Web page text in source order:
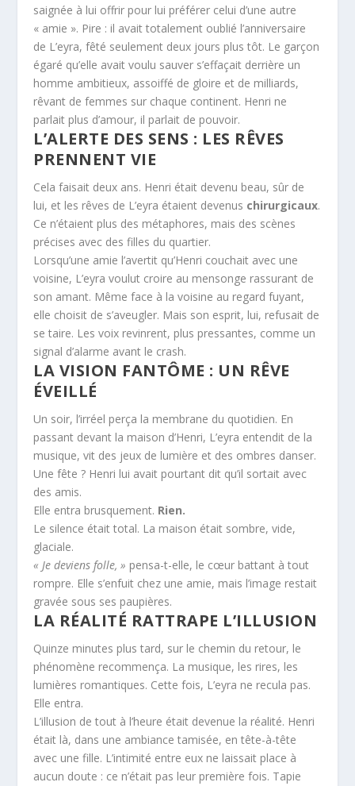
saignée à lui offrir pour lui préférer celui d’une autre
« amie ». Pire : il avait totalement oublié l’anniversaire
de L’eyra, fêté seulement deux jours plus tôt. Le garçon
égaré qu’elle avait voulu sauver s’effaçait derrière un
homme ambitieux, assoiffé de gloire et de milliards,
rêvant de femmes sur chaque continent. Henri ne
parlait plus d’amour, il parlait de pouvoir.
L’ALERTE DES SENS : LES RÊVES
PRENNENT VIE
Cela faisait deux ans. Henri était devenu beau, sûr de
lui, et les rêves de L’eyra étaient devenus chirurgicaux.
Ce n’étaient plus des métaphores, mais des scènes
précises avec des filles du quartier.
Lorsqu’une amie l’avertit qu’Henri couchait avec une
voisine, L’eyra voulut croire au mensonge rassurant de
son amant. Même face à la voisine au regard fuyant,
elle choisit de s’aveugler. Mais son esprit, lui, refusait de
se taire. Les voix revinrent, plus pressantes, comme un
signal d’alarme avant le crash.
LA VISION FANTÔME : UN RÊVE
ÉVEILLÉ
Un soir, l’irréel perça la membrane du quotidien. En
passant devant la maison d’Henri, L’eyra entendit de la
musique, vit des jeux de lumière et des ombres danser.
Une fête ? Henri lui avait pourtant dit qu’il sortait avec
des amis.
Elle entra brusquement. Rien.
Le silence était total. La maison était sombre, vide,
glaciale.
« Je deviens folle, » pensa-t-elle, le cœur battant à tout
rompre. Elle s’enfuit chez une amie, mais l’image restait
gravée sous ses paupières.
LA RÉALITÉ RATTRAPE L’ILLUSION
Quinze minutes plus tard, sur le chemin du retour, le
phénomène recommença. La musique, les rires, les
lumières romantiques. Cette fois, L’eyra ne recula pas.
Elle entra.
L’illusion de tout à l’heure était devenue la réalité. Henri
était là, dans une ambiance tamisée, en tête-à-tête
avec une fille. L’intimité entre eux ne laissait place à
aucun doute : ce n’était pas leur première fois. Tapie